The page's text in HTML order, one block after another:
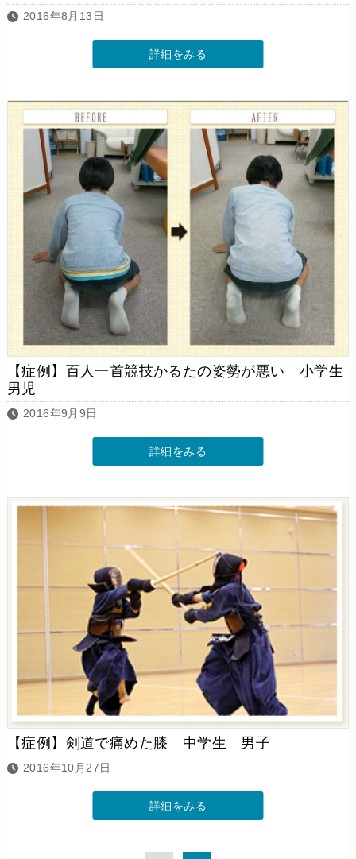
2016年8月13日
詳細をみる
【症例】百人一首競技かるたの姿勢が悪い 小学生
男児
2016年9月9日
詳細をみる
【症例】剣道で痛めた膝 中学生 男子
2016年10月27日
詳細をみる